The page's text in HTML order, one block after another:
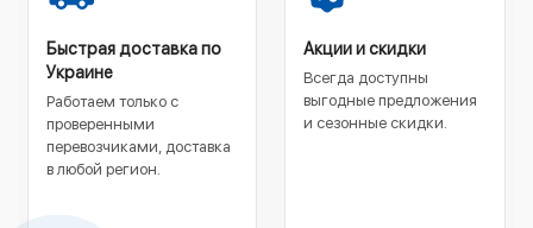
Быстрая доставка по
Украине
Работаем только с
проверенными
перевозчиками, доставка
в любой регион.
Акции и скидки
Всегда доступны
выгодные предложения
и сезонные скидки.